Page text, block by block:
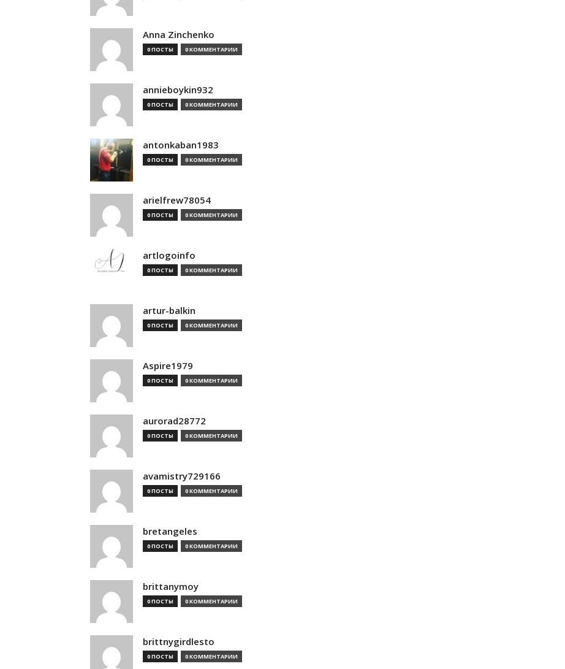
Anna Zinchenko
0 ПОСТЫ 0 КОММЕНТАРИИ
annieboykin932
0 ПОСТЫ 0 КОММЕНТАРИИ
antonkaban1983
0 ПОСТЫ 0 КОММЕНТАРИИ
arielfrew78054
0 ПОСТЫ 0 КОММЕНТАРИИ
artlogoinfo
0 ПОСТЫ 0 КОММЕНТАРИИ
artur-balkin
0 ПОСТЫ 0 КОММЕНТАРИИ
Aspire1979
0 ПОСТЫ 0 КОММЕНТАРИИ
aurorad28772
0 ПОСТЫ 0 КОММЕНТАРИИ
avamistry729166
0 ПОСТЫ 0 КОММЕНТАРИИ
bretangeles
0 ПОСТЫ 0 КОММЕНТАРИИ
brittanymoy
0 ПОСТЫ 0 КОММЕНТАРИИ
brittnygirdlesto
0 ПОСТЫ 0 КОММЕНТАРИИ